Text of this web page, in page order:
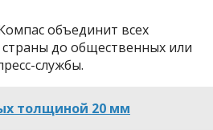
объединит всех
до общественных или
службы.
толщиной 20 мм